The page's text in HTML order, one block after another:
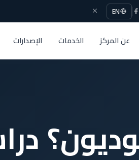
EN
عن المركز الخدمات الإصدارات